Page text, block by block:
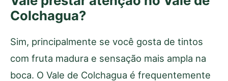
Colchagua?
Sim, principalmente se você gosta de tintos
com fruta madura e sensação mais ampla na
boca. O Vale de Colchagua é frequentemente